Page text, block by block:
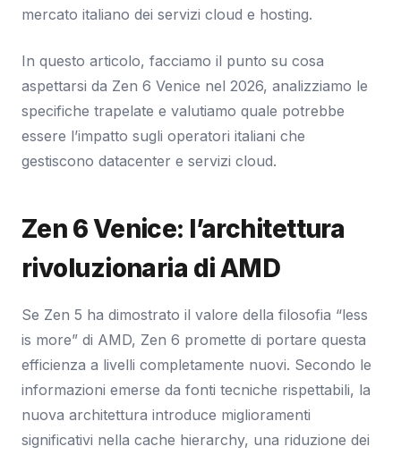
mercato italiano dei servizi cloud e hosting.
In questo articolo, facciamo il punto su cosa
aspettarsi da Zen 6 Venice nel 2026, analizziamo le
specifiche trapelate e valutiamo quale potrebbe
essere l’impatto sugli operatori italiani che
gestiscono datacenter e servizi cloud.
Zen 6 Venice: l’architettura
rivoluzionaria di AMD
Se Zen 5 ha dimostrato il valore della filosofia “less
is more” di AMD, Zen 6 promette di portare questa
efficienza a livelli completamente nuovi. Secondo le
informazioni emerse da fonti tecniche rispettabili, la
nuova architettura introduce miglioramenti
significativi nella cache hierarchy, una riduzione dei